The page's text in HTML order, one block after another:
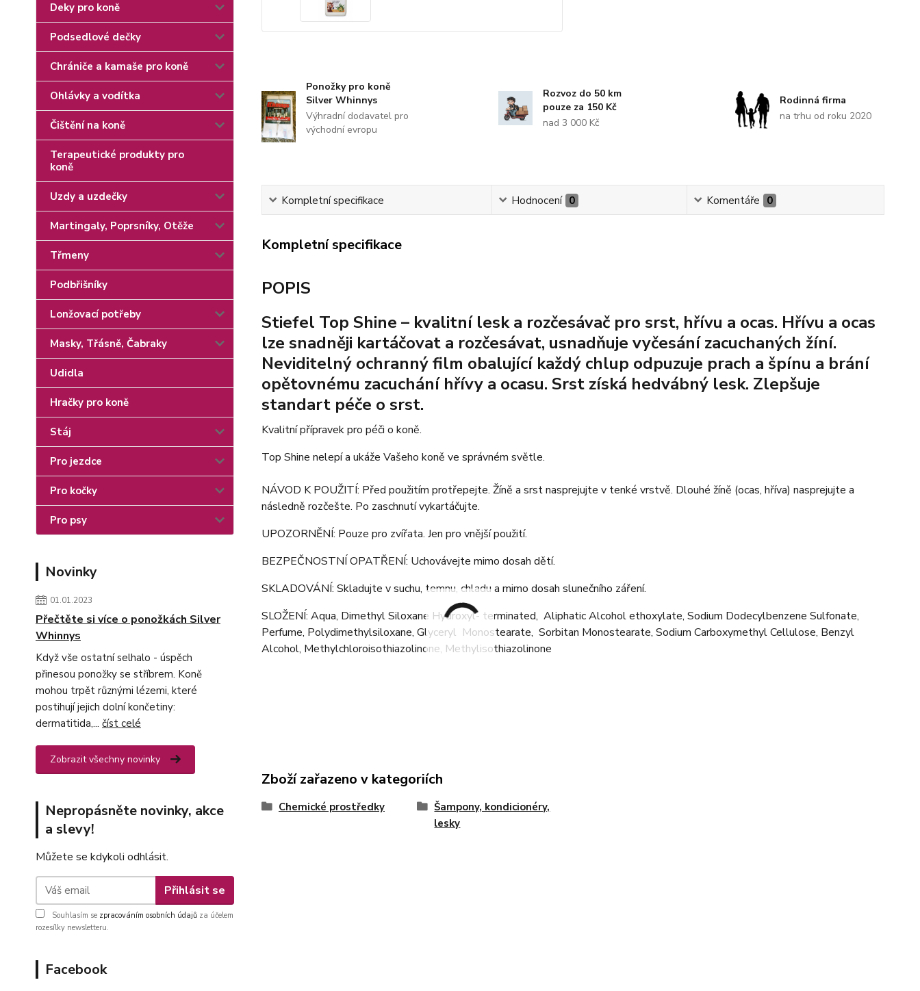
Deky pro koně
Podsedlové dečky
Chrániče a kamaše pro koně
Ohlávky a vodítka
Čištění na koně
Terapeutické produkty pro
koně
Uzdy a uzdečky
Martingaly, Poprsníky, Otěže
Třmeny
Podbřišníky
Lonžovací potřeby
Masky, Třásně, Čabraky
Udidla
Hračky pro koně
Stáj
Pro jezdce
Pro kočky
Pro psy
Novinky
01.01.2023
Přečtěte si více o ponožkách Silver
Whinnys
Když vše ostatní selhalo - úspěch
přinesou ponožky se stříbrem. Koně
mohou trpět různými lézemi, které
postihují jejich dolní končetiny:
dermatitida,... číst celé
Zobrazit všechny novinky
Nepropásněte novinky, akce
a slevy!
Můžete se kdykoli odhlásit.
Přihlásit se
Souhlasím se zpracováním osobních údajů za účelem
rozesílky newsletteru.
Facebook
Ponožky pro koně
Silver Whinnys
Výhradní dodavatel pro
východní evropu
Rozvoz do 50 km
pouze za 150 Kč
nad 3 000 Kč
Rodinná firma
na trhu od roku 2020
Kompletní specifikace Hodnocení 0 Komentáře 0
Kompletní specifikace
POPIS
Stiefel Top Shine – kvalitní lesk a rozčesávač pro srst, hřívu a ocas. Hřívu a ocas
lze snadněji kartáčovat a rozčesávat, usnadňuje vyčesání zacuchaných žíní.
Neviditelný ochranný film obalující každý chlup odpuzuje prach a špínu a brání
opětovnému zacuchání hřívy a ocasu. Srst získá hedvábný lesk. Zlepšuje
standart péče o srst.
Kvalitní přípravek pro péči o koně.
Top Shine nelepí a ukáže Vašeho koně ve správném světle.
NÁVOD K POUŽITÍ: Před použitím protřepejte. Žíně a srst nasprejujte v tenké vrstvě. Dlouhé žíně (ocas, hříva) nasprejujte a
následně rozčešte. Po zaschnutí vykartáčujte.
UPOZORNĚNÍ: Pouze pro zvířata. Jen pro vnější použití.
BEZPEČNOSTNÍ OPATŘENÍ: Uchovávejte mimo dosah dětí.
SKLADOVÁNÍ: Skladujte v suchu, temnu, chladu a mimo dosah slunečního záření.
SLOŽENÍ: Aqua, Dimethyl Siloxane Hydroxyl- terminated, Aliphatic Alcohol ethoxylate, Sodium Dodecylbenzene Sulfonate,
Perfume, Polydimethylsiloxane, Glyceryl Monostearate, Sorbitan Monostearate, Sodium Carboxymethyl Cellulose, Benzyl
Alcohol, Methylchloroisothiazolinone, Methylisothiazolinone
Zboží zařazeno v kategoriích
Chemické prostředky
Šampony, kondicionéry,
lesky